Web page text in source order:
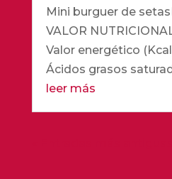
Mini burguer de
VALOR
Valor energético
Ácidos grasos
leer más